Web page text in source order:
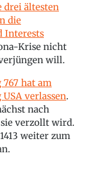
drei ältesten
die
Interests
Krise nicht
will.
767 hat am
verlassen.
nach
verzollt wird.
weiter zum